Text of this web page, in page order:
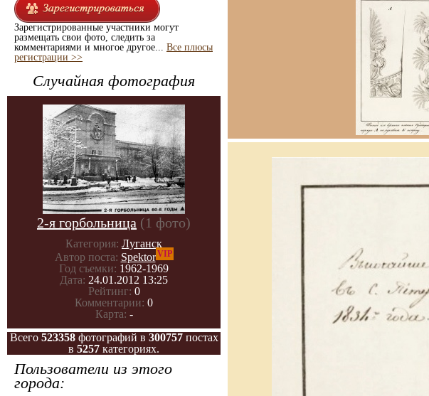
Зарегистрированные участники могут
размещать свои фото, следить за
комментариями и многое другое... Все плюсы
регистрации >>
Случайная фотография
2-я горбольница (1 фото)
Категория: Луганск
Автор поста: SpektorVIP
Год съемки: 1962-1969
Дата: 24.01.2012 13:25
Рейтинг: 0
Комментарии: 0
Карта: -
Всего 523358фотографий в 300757постах
в 5257 категориях.
Пользователи из этого
города: